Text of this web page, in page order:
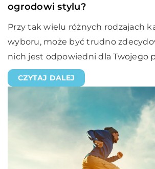
ogrodowi stylu?
Przy tak wielu różnych rodzajach
wyboru, może być trudno
nich jest odpowiedni dla Twojego
CZYTAJ DALEJ